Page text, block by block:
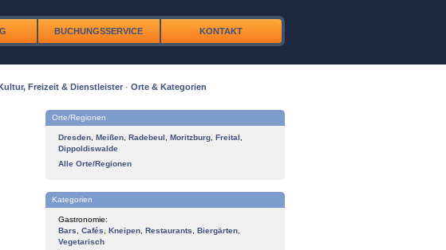
BUCHUNGSSERVICE KONTAKT
Freizeit & Dienstleister · Orte & Kategorien
Orte/Regionen
Dresden Meißen Radebeul Moritzburg Freital
Dippoldiswalde
Alle Orte/Regionen
Kategorien
Gastronomie:
Bars
Cafés Kneipen Restaurants Biergärten
Vegetarisch